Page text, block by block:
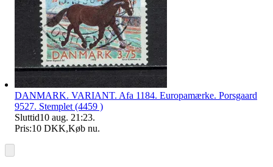
DANMARK. VARIANT. Afa 1184. Europamærke. Porsgaard
9527. Stemplet (4459 )
Sluttid10 aug. 21:23.
Pris:10 DKK,Køb nu.